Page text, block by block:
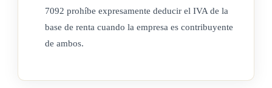
i. Las obras, una construcción o un proyecto de instalación o
montaje o actividades de inspección relacionadas con
ellos, pero solo cuando tales obras, proyecto o actividades
excedan en total más de ciento ochenta y tres días, en
7092 prohíbe expresamente deducir el IVA de la
base de renta cuando la empresa es contribuyente
de ambos.